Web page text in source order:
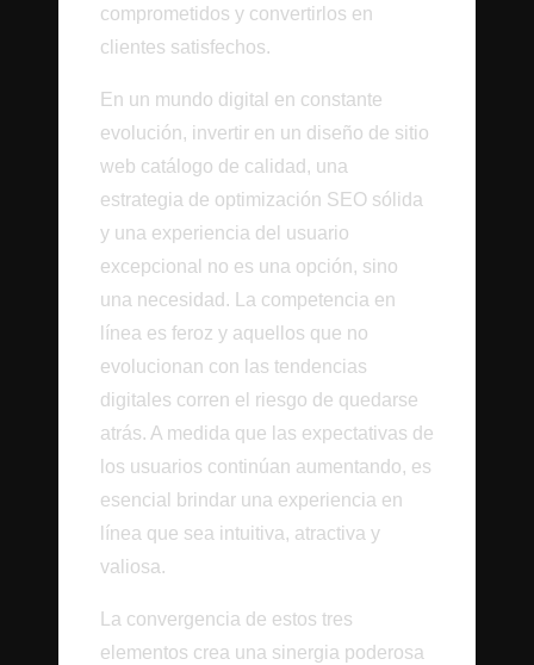
comprometidos y convertirlos en
clientes satisfechos.
En un mundo digital en constante
evolución, invertir en un diseño de sitio
web catálogo de calidad, una
estrategia de optimización SEO sólida
y una experiencia del usuario
excepcional no es una opción, sino
una necesidad. La competencia en
línea es feroz y aquellos que no
evolucionan con las tendencias
digitales corren el riesgo de quedarse
atrás. A medida que las expectativas de
los usuarios continúan aumentando, es
esencial brindar una experiencia en
línea que sea intuitiva, atractiva y
valiosa.
La convergencia de estos tres
elementos crea una sinergia poderosa